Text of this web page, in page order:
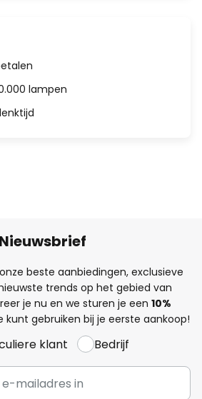
lampen
Nieuwsbrief
beste aanbiedingen, exclusieve
trends op het gebied van
je nu en we sturen je een 10%
kunt gebruiken bij je eerste aankoop!
klant Bedrijf